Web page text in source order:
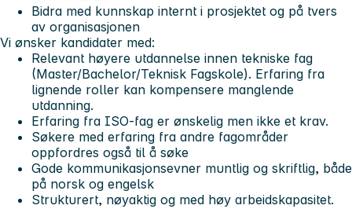
Bidra med kunnskap internt i prosjektet og på tvers
av organisasjonen
Vi ønsker kandidater med:
Relevant høyere utdannelse innen tekniske fag
(Master/Bachelor/Teknisk Fagskole). Erfaring fra
lignende roller kan kompensere manglende
utdanning.
Erfaring fra ISO-fag er ønskelig men ikke et krav.
Søkere med erfaring fra andre fagområder
oppfordres også til å søke
Gode kommunikasjonsevner muntlig og skriftlig, både
på norsk og engelsk
Strukturert, nøyaktig og med høy arbeidskapasitet.